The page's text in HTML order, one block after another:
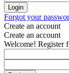
Forgot your
Create an account
Create an account
Welcome! Register